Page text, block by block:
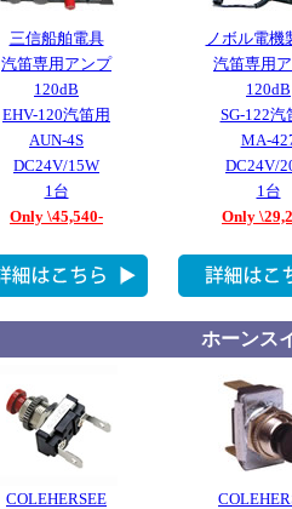
三信船舶電具
汽笛専用アンプ
120dB
EHV-120汽笛用
AUN-4S
DC24V/15W
1台
Only \45,540-
ノボル電機
汽笛専用
120dB
SG-122汽
MA-
DC24V/
1台
Only
ホーンス
COLEHERSEE